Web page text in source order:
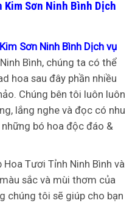
Kim Sơn Ninh Bình Dịch
Sơn Ninh Bình Dịch vụ
Bình, chúng ta có thể
hoa sau đây phần nhiều
Chúng bên tôi luôn luôn
lắng nghe và đọc có nhu
bó hoa độc đáo &
Tươi Tỉnh Ninh Bình và
sắc và mùi thơm của
chúng tôi sẽ giúp cho bạn